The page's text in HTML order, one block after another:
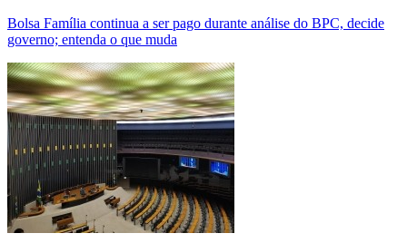
Bolsa Família continua a ser pago durante análise do BPC, decide
governo; entenda o que muda